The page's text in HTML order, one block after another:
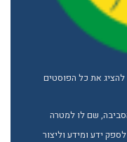
להציג את כל הפוסטים
שם לו למטרה
ידע ומידע וליצור